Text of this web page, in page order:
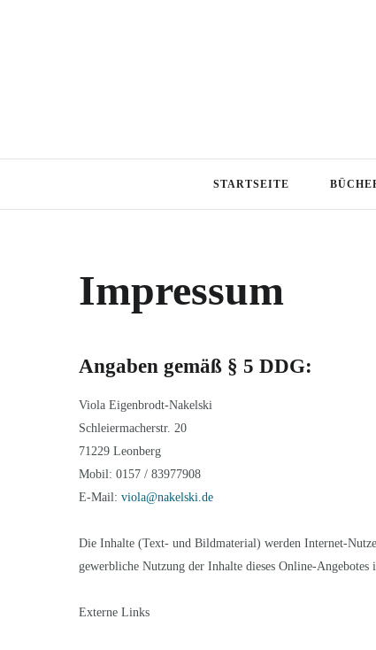
STARTSEITE
Impressum
Angaben gemäß § 5 DDG:
Viola Eigenbrodt-Nakelski
Schleiermacherstr. 20
71229 Leonberg
Mobil: 0157 / 83977908
E-Mail: viola@nakelski.de
Die Inhalte (Text- und Bildmaterial) werden Internet-
gewerbliche Nutzung der Inhalte dieses Online-Angebotes
Externe Links